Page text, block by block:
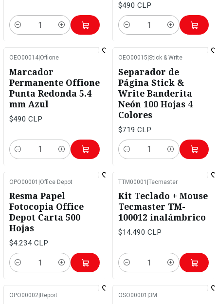
Cantidad
$490 CLP
Cantidad
OEO00014 Offione
Marcador
Permanente Offione
Punta Redonda 5.4
mm Azul
$490 CLP
Cantidad
OEO00015 Stick & Write
Separador de
Página Stick &
Write Banderita
Neón 100 Hojas 4
Colores
$719 CLP
Cantidad
OPO00001 |Office Depot
Resma Papel
Fotocopia Office
Depot Carta 500
Hojas
$4.234 CLP
Cantidad
TTM00001 |Tecmaster
Kit Teclado + Mouse
Tecmaster TM-
100012 inalámbrico
$14.490 CLP
Cantidad
OPO00002 Report OSO00001 3M